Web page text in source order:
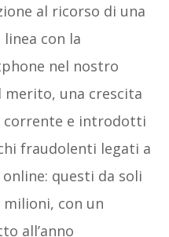
al ricorso di una
con la
nel nostro
merito, una crescita
corrente e introdotti
fraudolenti legati a
questi da soli
con un
all’anno